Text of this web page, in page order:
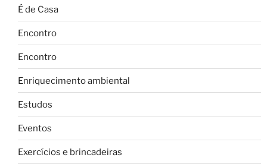
É de Casa
Encontro
Encontro
Enriquecimento ambiental
Estudos
Eventos
Exercícios e brincadeiras